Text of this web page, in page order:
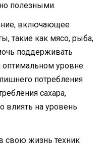
полезными.
включающее
такие как мясо, рыба,
поддерживать
оптимальном уровне.
потребления
сахара,
влиять на уровень
свою жизнь техник